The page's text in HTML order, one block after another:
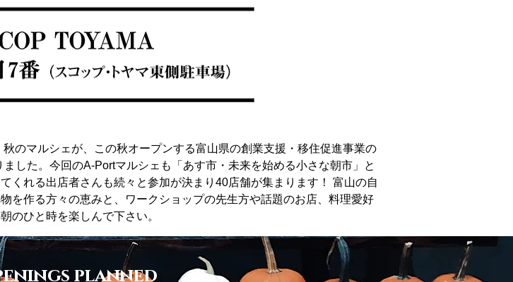
のマルシェが、この秋オープンする富山県の創業支援・移住促進事業の
した。今回のA-Portマルシェも「あす市・未来を始める小さな朝市」と
くれる出店者さんも続々と参加が決まり40店舗が集まります！ 富山の自
を作る方々の恵みと、ワークショップの先生方や話題のお店、料理愛好
のひと時を楽しんで下さい。
planned